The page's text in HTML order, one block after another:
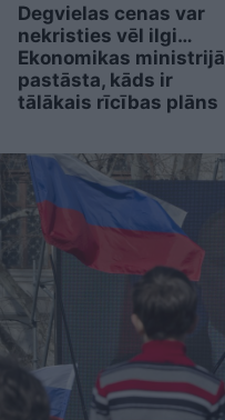
Degvielas cenas var
nekristies vēl ilgi…
Ekonomikas ministrijā
pastāsta, kāds ir
tālākais rīcības plāns